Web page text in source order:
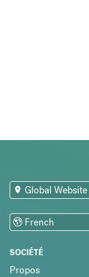
SOCIÉTÉ
Propos